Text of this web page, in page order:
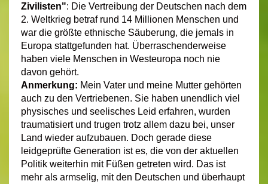
Zivilisten": Die Vertreibung der Deutschen nach dem
2. Weltkrieg betraf rund 14 Millionen Menschen und
war die größte ethnische Säuberung, die jemals in
Europa stattgefunden hat. Überraschenderweise
haben viele Menschen in Westeuropa noch nie
davon gehört.
Anmerkung: Mein Vater und meine Mutter gehörten
auch zu den Vertriebenen. Sie haben unendlich viel
physisches und seelisches Leid erfahren, wurden
traumatisiert und trugen trotz allem dazu bei, unser
Land wieder aufzubauen. Doch gerade diese
leidgeprüfte Generation ist es, die von der aktuellen
Politik weiterhin mit Füßen getreten wird. Das ist
mehr als armselig, mit den Deutschen und überhaupt